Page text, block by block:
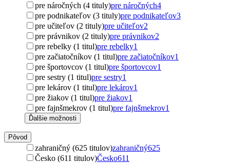
pre náročných (4 tituly)pre náročných4
pre podnikateľov (3 tituly)pre podnikateľov3
pre učiteľov (2 tituly)pre učiteľov2
pre právnikov (2 tituly)pre právnikov2
pre rebelky (1 titul)pre rebelky1
pre začiatočníkov (1 titul)pre začiatočníkov1
pre športovcov (1 titul)pre športovcov1
pre sestry (1 titul)pre sestry1
pre lekárov (1 titul)pre lekárov1
pre žiakov (1 titul)pre žiakov1
pre fajnšmekrov (1 titul)pre fajnšmekrov1
Ďalšie možnosti
Pôvod
zahraničný (625 titulov)zahraničný625
Česko (611 titulov)Česko611